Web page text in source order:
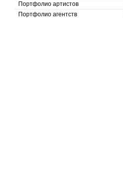
Портфолио артистов
Портфолио агентств